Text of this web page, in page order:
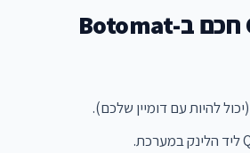
איך יוצרים QR חכם ב-Botomat
להיות עם דומיין שלכם).